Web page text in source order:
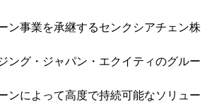
ン事業を承継するセンクシアチェン株
ング・ジャパン・エクイティのグルー
ンによって高度で持続可能なソリュー